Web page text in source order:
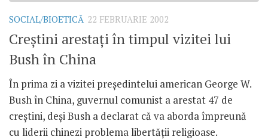
SOCIAL/BIOETICĂ 22 FEBRUARIE 2002
Creştini arestaţi în timpul vizitei lui
Bush în China
În prima zi a vizitei preşedintelui american George W.
Bush în China, guvernul comunist a arestat 47 de
creştini, deşi Bush a declarat că va aborda împreună
cu liderii chinezi problema libertăţii religioase.